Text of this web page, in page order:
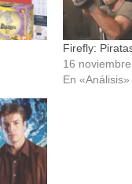
Firefly:
16
En «Análisis»